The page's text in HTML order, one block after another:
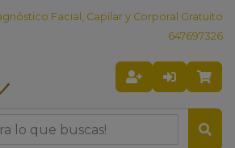
Facial, Capilar y Corporal Gratuito
647697326